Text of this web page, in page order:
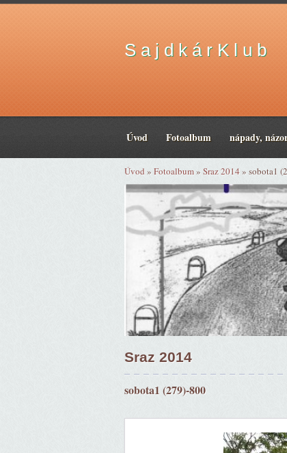
S a j d k á r K l u b
Úvod Fotoalbum nápady,
Úvod » Fotoalbum» Sraz 2014» sobota1
Sraz 2014
sobota1 (279)-800